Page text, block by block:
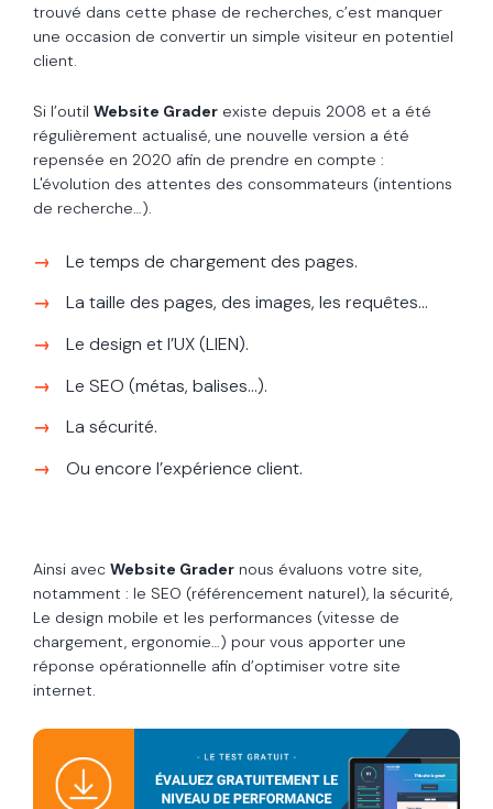
trouvé dans cette phase de recherches, c’est manquer
une occasion de convertir un simple visiteur en potentiel
client.
Si l’outil Website Grader existe depuis 2008 et a été
régulièrement actualisé, une nouvelle version a été
repensée en 2020 afin de prendre en compte :
L'évolution des attentes des consommateurs (intentions
de recherche…).
Le temps de chargement des pages.
La taille des pages, des images, les requêtes...
Le design et l’UX (LIEN).
Le SEO (métas, balises…).
La sécurité.
Ou encore l’expérience client.
Ainsi avec Website Grader nous évaluons votre site,
notamment : le SEO (référencement naturel), la sécurité,
Le design mobile et les performances (vitesse de
chargement, ergonomie…) pour vous apporter une
réponse opérationnelle afin d’optimiser votre site
internet.